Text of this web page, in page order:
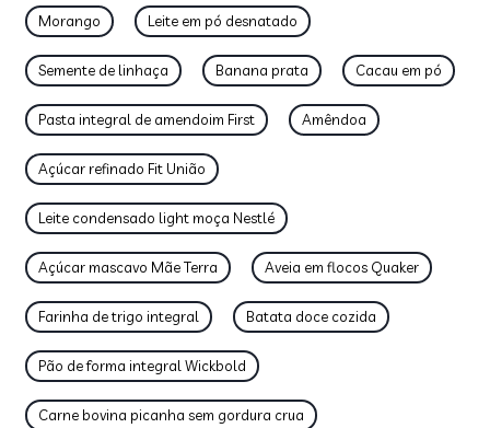
Morango Leite em pó desnatado
Semente de linhaça Banana prata Cacau em pó
Pasta integral de amendoim First Amêndoa
Açúcar refinado Fit União
Leite condensado light moça Nestlé
Açúcar mascavo Mãe Terra Aveia em flocos Quaker
Farinha de trigo integral Batata doce cozida
Pão de forma integral Wickbold
Carne bovina picanha sem gordura crua